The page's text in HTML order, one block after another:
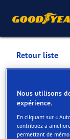
Retour liste
BVBA
Services
Nous utilisons
expérience.
En cliquant sur «
contribuez à
permettant de